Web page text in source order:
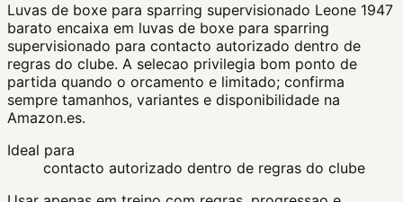
Luvas de boxe para sparring supervisionado Leone 1947
barato encaixa em luvas de boxe para sparring
supervisionado para contacto autorizado dentro de
regras do clube. A selecao privilegia bom ponto de
partida quando o orcamento e limitado; confirma
sempre tamanhos, variantes e disponibilidade na
Amazon.es.
Ideal para
contacto autorizado dentro de regras do clube